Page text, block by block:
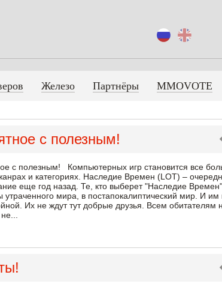
Железо Партнёры MMOVOTE
с полезным!
с полезным! Компьютерных игр становится все
и категориях. Наследие Времен (LOT) –
еще год назад. Те, кто выберет "Наследие
мира, в постапокалиптический мир. И им
Их не ждут тут добрые друзья. Всем обитателям